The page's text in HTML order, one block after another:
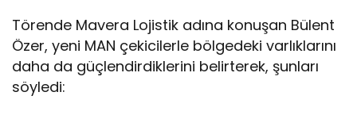
Törende Mavera Lojistik adına konuşan Bülent
Özer, yeni MAN çekicilerle bölgedeki varlıklarını
daha da güçlendirdiklerini belirterek, şunları
söyledi: